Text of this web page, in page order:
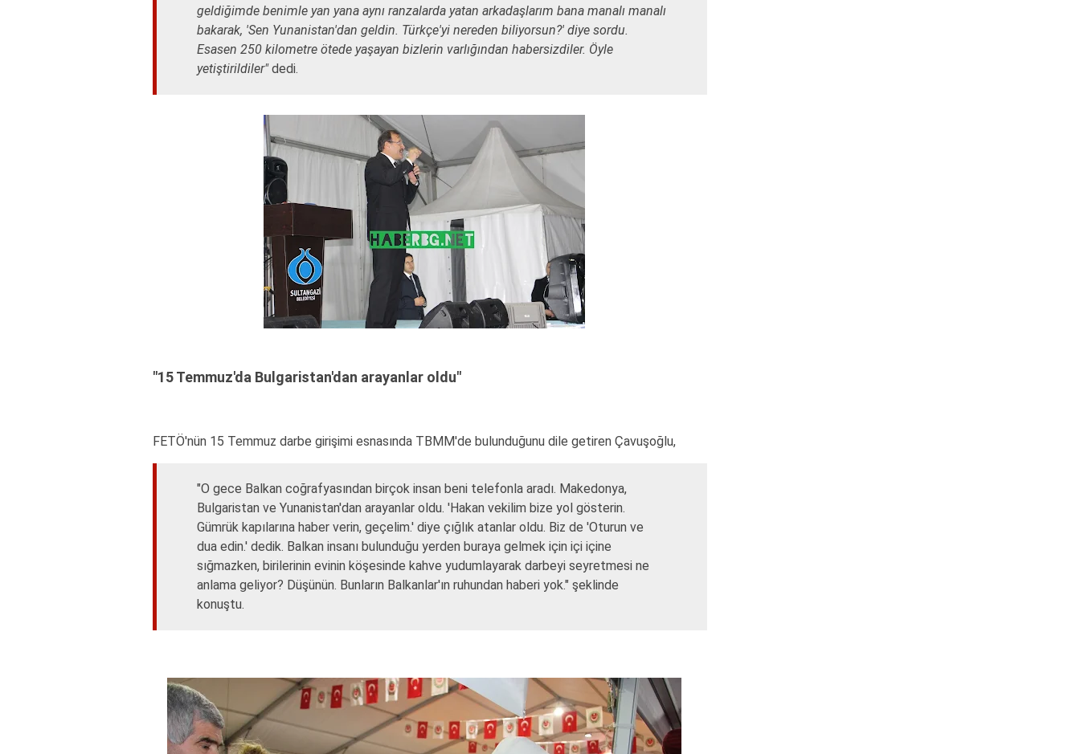
geldiğimde benimle yan yana aynı ranzalarda yatan arkadaşlarım bana manalı manalı
bakarak, 'Sen Yunanistan'dan geldin. Türkçe'yi nereden biliyorsun?' diye sordu.
Esasen 250 kilometre ötede yaşayan bizlerin varlığından habersizdiler. Öyle
yetiştirildiler" dedi.
"15 Temmuz'da Bulgaristan'dan arayanlar oldu"
FETÖ'nün 15 Temmuz darbe girişimi esnasında TBMM'de bulunduğunu dile getiren Çavuşoğlu,
"O gece Balkan coğrafyasından birçok insan beni telefonla aradı. Makedonya,
Bulgaristan ve Yunanistan'dan arayanlar oldu. 'Hakan vekilim bize yol gösterin.
Gümrük kapılarına haber verin, geçelim.' diye çığlık atanlar oldu. Biz de 'Oturun ve
dua edin.' dedik. Balkan insanı bulunduğu yerden buraya gelmek için içi içine
sığmazken, birilerinin evinin köşesinde kahve yudumlayarak darbeyi seyretmesi ne
anlama geliyor? Düşünün. Bunların Balkanlar'ın ruhundan haberi yok." şeklinde
konuştu.